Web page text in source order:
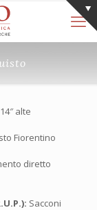
alte
Fiorentino
diretto
Sacconi